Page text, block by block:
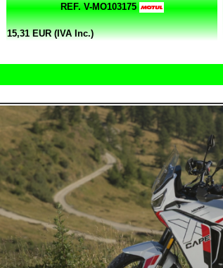
REF. V-MO103175
15,31 EUR (IVA Inc.)